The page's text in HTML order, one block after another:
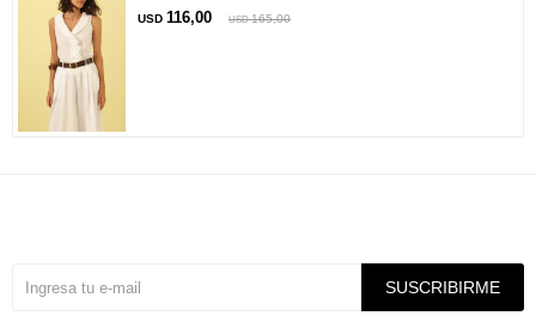
USD 116,00 USD 165,00
SUSCRIBIRME